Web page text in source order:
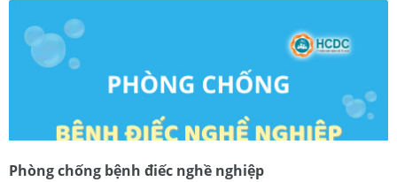
Phòng chống bệnh điếc nghề nghiệp